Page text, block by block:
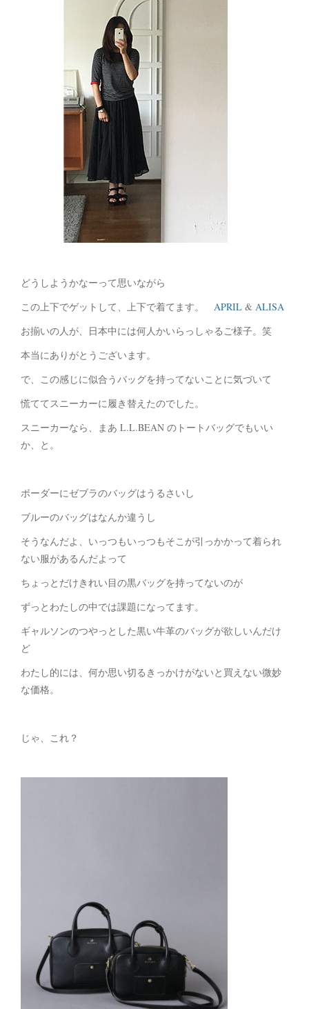
どうしようかなーって思いながら
この上下でゲットして、上下で着てます。 APRIL & ALISA
お揃いの人が、日本中には何人かいらっしゃるご様子。笑
本当にありがとうございます。
で、この感じに似合うバッグを持ってないことに気づいて
慌ててスニーカーに履き替えたのでした。
スニーカーなら、まあ L.L.BEAN のトートバッグでもいい
か、と。
ボーダーにゼブラのバッグはうるさいし
ブルーのバッグはなんか違うし
そうなんだよ、いっつもいっつもそこが引っかかって着られ
ない服があるんだよって
ちょっとだけきれい目の黒バッグを持ってないのが
ずっとわたしの中では課題になってます。
ギャルソンのつやっとした黒い牛革のバッグが欲しいんだけ
ど
わたし的には、何か思い切るきっかけがないと買えない微妙
な価格。
じゃ、これ？